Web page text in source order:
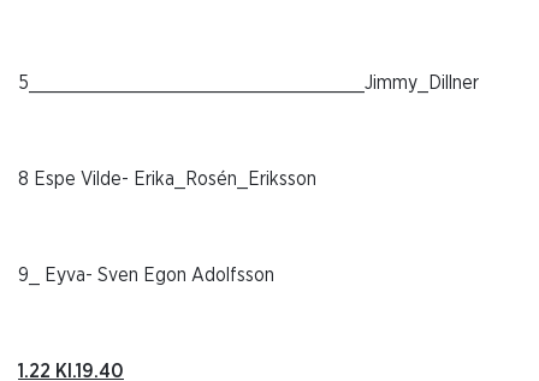
5_______________________________Jimmy_Dillner
8 Espe Vilde- Erika_Rosén_Eriksson
9_ Eyva- Sven Egon Adolfsson
1.22 Kl.19.40